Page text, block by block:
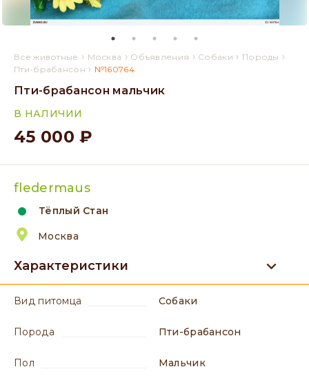
Все животные › Москва › Объявления › Собаки › Породы ›
Пти-брабансон › №160764
Пти-брабансон мальчик
В НАЛИЧИИ
45 000 ₽
fledermaus
Тёплый Стан
Москва
Характеристики
вид питомца Собаки
порода Пти-брабансон
пол мальчик